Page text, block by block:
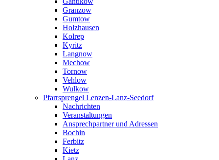
Granzow
Gumtow
Holzhausen
Kolrep
Kyritz
Langnow
Mechow
Tornow
Vehlow
Wulkow
Pfarrsprengel Lenzen-Lanz-Seedorf
Nachrichten
Veranstaltungen
Ansprechpartner und Adressen
Bochin
Ferbitz
Kietz